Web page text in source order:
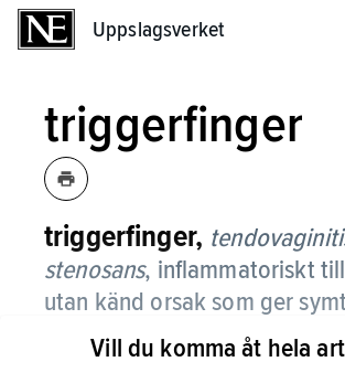
Uppslagsverket
triggerfinger
triggerfinger,
stenosans, inflammatoriskt
utan känd orsak som ger
av upphakning av ett finger i
böjrörelsen.
Vill du komma åt hela